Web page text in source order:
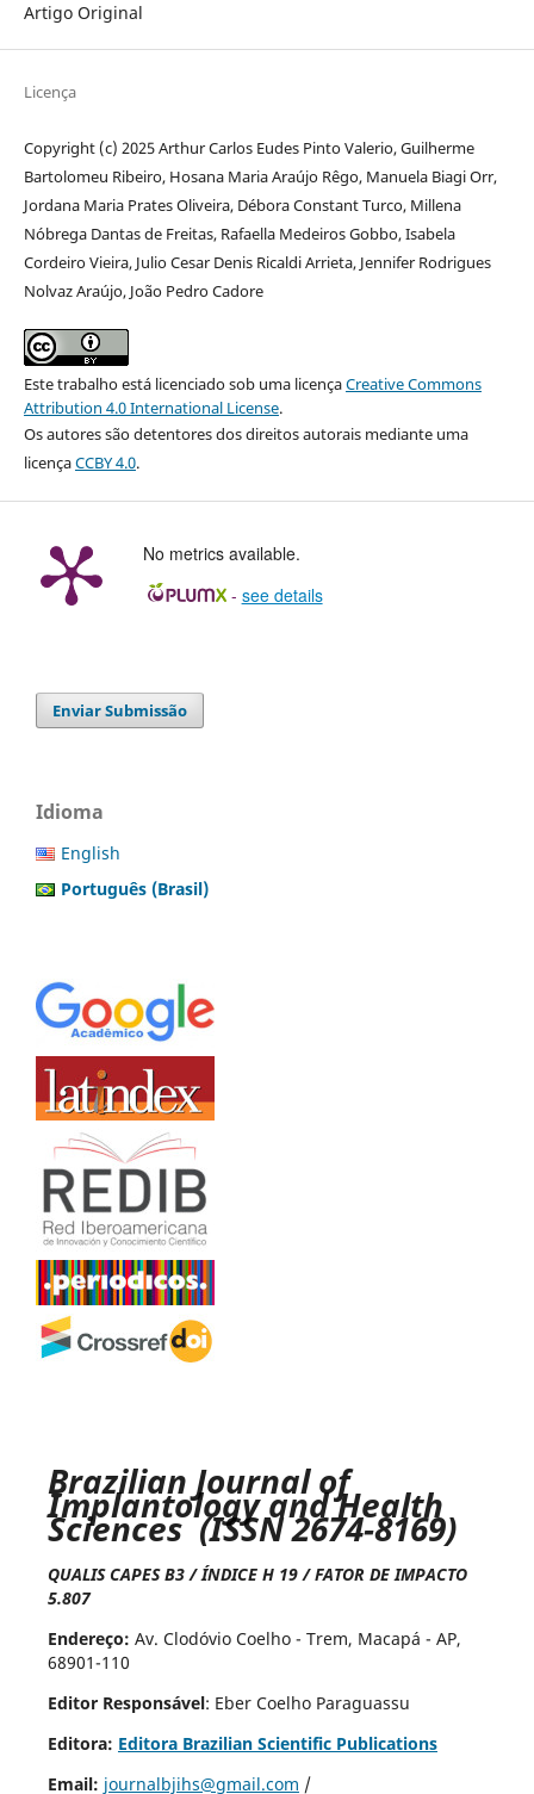
Artigo Original
Licença
Copyright (c) 2025 Arthur Carlos Eudes Pinto Valerio, Guilherme
Bartolomeu Ribeiro, Hosana Maria Araújo Rêgo, Manuela Biagi Orr,
Jordana Maria Prates Oliveira, Débora Constant Turco, Millena
Nóbrega Dantas de Freitas, Rafaella Medeiros Gobbo, Isabela
Cordeiro Vieira, Julio Cesar Denis Ricaldi Arrieta, Jennifer Rodrigues
Nolvaz Araújo, João Pedro Cadore
Este trabalho está licenciado sob uma licençaCreative Commons
Attribution 4.0 International License.
Os autores são detentores dos direitos autorais mediante uma
licençaCCBY 4.0.
No metrics available.
- see details
Enviar Submissão
Idioma
English
Português (Brasil)
Brazilian Journal of
Implantology and Health
Sciences (ISSN 2674-8169)
QUALIS CAPES B3 / ÍNDICE H 19 / FATOR DE IMPACTO
5.807
Endereço: Av. Clodóvio Coelho - Trem, Macapá - AP,
68901-110
Editor Responsável: Eber Coelho Paraguassu
Editora: Editora Brazilian Scientific Publications
Email: journalbjihs@gmail.com /